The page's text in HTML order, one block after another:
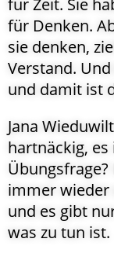
für Zeit. Sie
für Denken.
sie denken,
Verstand.
und damit ist
Jana
hartnäckig,
immer wieder
und es gibt
was zu tun ist.